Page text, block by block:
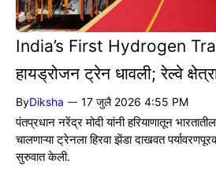
India’s First Hydrogen
हायड्रोजन ट्रेन धावली; रेल्वे
ByDiksha — 17 जुलै 2026 4:55 PM
पंतप्रधान नरेंद्र मोदी यांनी हरियाणातून
चालणाऱ्या ट्रेनला हिरवा झेंडा दाखवत
सुरुवात केली.